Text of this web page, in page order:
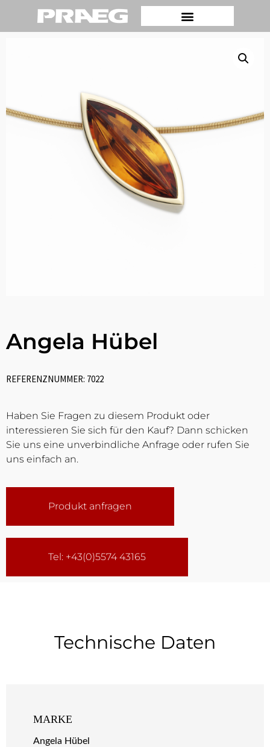
Angela Hübel
REFERENZNUMMER: 7022
Haben Sie Fragen zu diesem Produkt oder
interessieren Sie sich für den Kauf? Dann schicken
Sie uns eine unverbindliche Anfrage oder rufen Sie
uns einfach an.
Produkt anfragen
Tel: +43(0)5574 43165
Technische Daten
MARKE
Angela Hübel